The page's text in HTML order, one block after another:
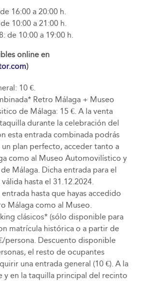
16:00 a 20:00 h.
10:00 a 21:00 h.
de 10:00 a 19:00 h.
online en
)
10 €.
Retro Málaga + Museo
de Málaga: 15 €. A la venta
durante la celebración del
esta entrada combinada podrás
plan perfecto, acceder tanto a
como al Museo Automovilístico y
Málaga. Dicha entrada para el
hasta el 31.12.2024.
entrada hasta que hayas accedido
Málaga como al Museo.
clásicos* (sólo disponible para
matrícula histórica o a partir de
persona. Descuento disponible
el resto de ocupantes
una entrada general (10 €). A la
y en la taquilla principal del recinto